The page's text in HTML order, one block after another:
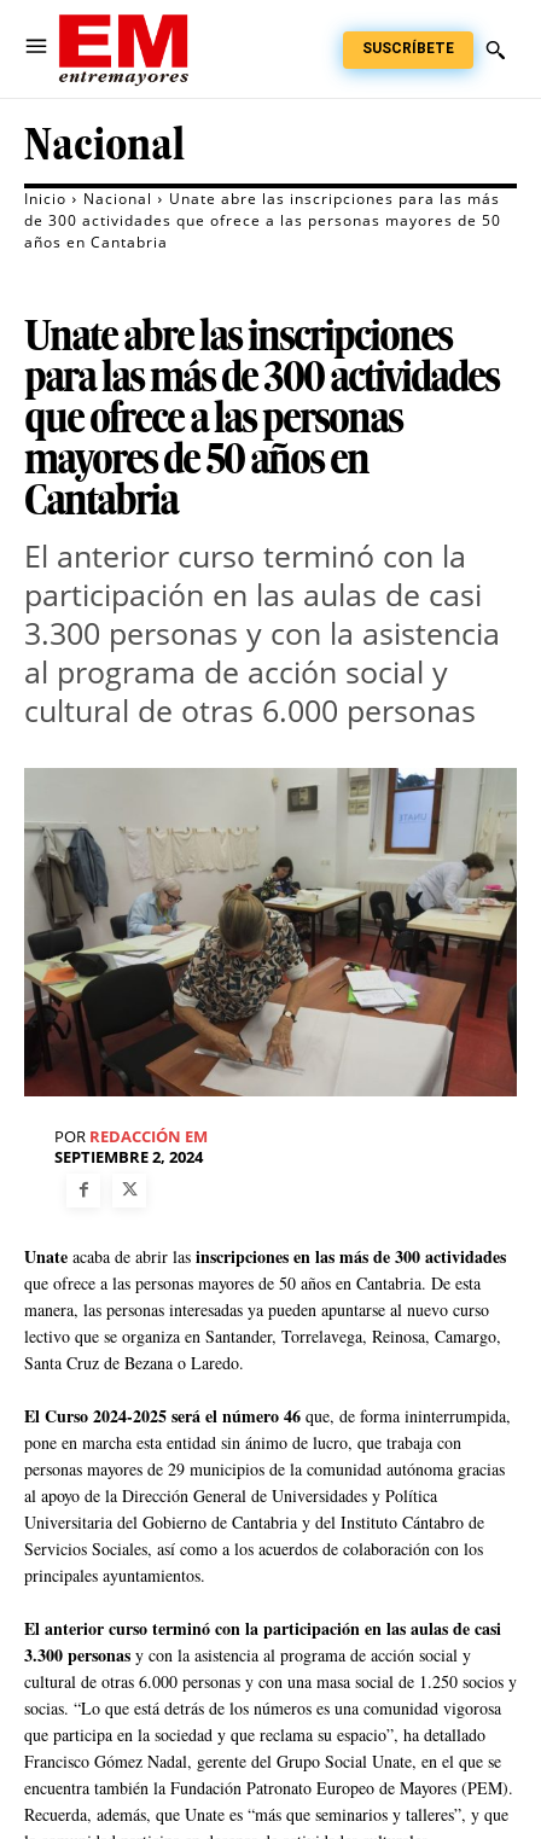
SUSCRÍBETE
Nacional
Inicio Nacional
Unate abre las inscripciones para las más
de 300 actividades que ofrece a las personas mayores de 50
años en Cantabria
Unate abre las inscripciones
para las más de 300 actividades
que ofrece a las personas
mayores de 50 años en
Cantabria
El anterior curso terminó con la
participación en las aulas de casi
3.300 personas y con la asistencia
al programa de acción social y
cultural de otras 6.000 personas
POR REDACCIÓN EM
SEPTIEMBRE 2, 2024
Unate acaba de abrir las inscripciones en las más de 300 actividades
que ofrece a las personas mayores de 50 años en Cantabria. De esta
manera, las personas interesadas ya pueden apuntarse al nuevo curso
lectivo que se organiza en Santander, Torrelavega, Reinosa, Camargo,
Santa Cruz de Bezana o Laredo.
El Curso 2024-2025 será el número 46 que, de forma ininterrumpida,
pone en marcha esta entidad sin ánimo de lucro, que trabaja con
personas mayores de 29 municipios de la comunidad autónoma gracias
al apoyo de la Dirección General de Universidades y Política
Universitaria del Gobierno de Cantabria y del Instituto Cántabro de
Servicios Sociales, así como a los acuerdos de colaboración con los
principales ayuntamientos.
El anterior curso terminó con la participación en las aulas de casi
3.300 personas y con la asistencia al programa de acción social y
cultural de otras 6.000 personas y con una masa social de 1.250 socios y
socias. “Lo que está detrás de los números es una comunidad vigorosa
que participa en la sociedad y que reclama su espacio”, ha detallado
Francisco Gómez Nadal, gerente del Grupo Social Unate, en el que se
encuentra también la Fundación Patronato Europeo de Mayores (PEM).
Recuerda, además, que Unate es “más que seminarios y talleres”, y que